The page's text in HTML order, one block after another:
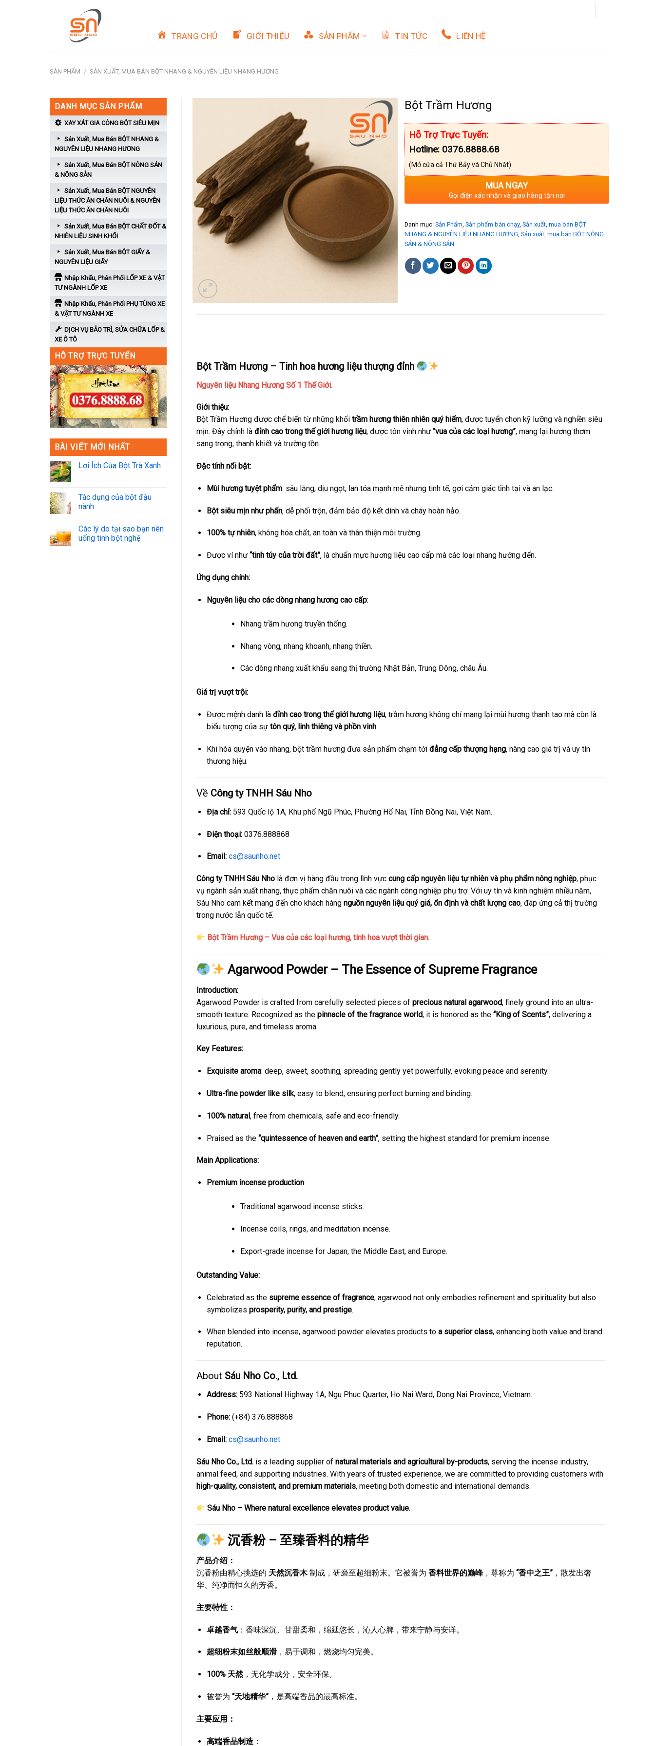
TRANG CHỦ GIỚI THIỆU SẢN PHẨM TIN TỨC LIÊN HỆ
SẢN PHẨM / SẢN XUẤT, MUA BÁN BỘT NHANG & NGUYÊN LIỆU NHANG HƯƠNG
DANH MỤC SẢN PHẨM
XAY XÁT GIA CÔNG BỘT SIÊU MỊN
Sản Xuất, Mua Bán BỘT NHANG &
NGUYÊN LIỆU NHANG HƯƠNG
Sản Xuất, Mua Bán BỘT NÔNG SẢN
& NÔNG SẢN
Sản Xuất, Mua Bán BỘT NGUYÊN
LIỆU THỨC ĂN CHĂN NUÔI & NGUYÊN
LIỆU THỨC ĂN CHĂN NUÔI
Sản Xuất, Mua Bán BỘT CHẤT ĐỐT &
NHIÊN LIỆU SINH KHỐI
Sản Xuất, Mua Bán BỘT GIẤY &
NGUYÊN LIỆU GIẤY
Nhập Khẩu, Phân Phối LỐP XE & VẬT
TƯ NGÀNH LỐP XE
Nhập Khẩu, Phân Phối PHỤ TÙNG XE
& VẬT TƯ NGÀNH XE
DỊCH VỤ BẢO TRÌ, SỬA CHỮA LỐP &
XE Ô TÔ
HỖ TRỢ TRỰC TUYẾN
BÀI VIẾT MỚI NHẤT
Lợi Ích Của Bột Trà Xanh
Tác dụng của bột đậu
nành
Các lý do tại sao bạn nên
uống tinh bột nghệ
Bột Trầm Hương
Hỗ Trợ Trực Tuyến:
Hotline: 0376.8888.68
(Mở cửa cả Thứ Bảy và Chủ Nhật)
MUA NGAY
Gọi điện xác nhận và giao hàng tận nơi
Danh mục: Sản Phẩm, Sản phẩm bán chạy, Sản xuất, mua bán BỘT
NHANG & NGUYÊN LIỆU NHANG HƯƠNG, Sản xuất, mua bán BỘT NÔNG
SẢN & NÔNG SẢN
Bột Trầm Hương – Tinh hoa hương liệu thượng đỉnh
Nguyên liệu Nhang Hương Số 1 Thế Giới.
Giới thiệu:
Bột Trầm Hương được chế biến từ những khối trầm hương thiên nhiên quý hiếm, được tuyển chọn kỹ lưỡng và nghiền siêu
mịn. Đây chính là đỉnh cao trong thế giới hương liệu, được tôn vinh như “vua của các loại hương”, mang lại hương thơm
sang trọng, thanh khiết và trường tồn.
Đặc tính nổi bật:
Mùi hương tuyệt phẩm: sâu lắng, dịu ngọt, lan tỏa mạnh mẽ nhưng tinh tế, gợi cảm giác tĩnh tại và an lạc.
Bột siêu mịn như phấn, dễ phối trộn, đảm bảo độ kết dính và cháy hoàn hảo.
100% tự nhiên, không hóa chất, an toàn và thân thiện môi trường.
Được ví như “tinh túy của trời đất”, là chuẩn mực hương liệu cao cấp mà các loại nhang hướng đến.
Ứng dụng chính:
Nguyên liệu cho các dòng nhang hương cao cấp:
Nhang trầm hương truyền thống.
Nhang vòng, nhang khoanh, nhang thiền.
Các dòng nhang xuất khẩu sang thị trường Nhật Bản, Trung Đông, châu Âu.
Giá trị vượt trội:
Được mệnh danh là đỉnh cao trong thế giới hương liệu, trầm hương không chỉ mang lại mùi hương thanh tao mà còn là
biểu tượng của sự tôn quý, linh thiêng và phồn vinh.
Khi hòa quyện vào nhang, bột trầm hương đưa sản phẩm chạm tới đẳng cấp thượng hạng, nâng cao giá trị và uy tín
thương hiệu.
Về Công ty TNHH Sáu Nho
Địa chỉ:593 Quốc lộ 1A, Khu phố Ngũ Phúc, Phường Hố Nai, Tỉnh Đồng Nai, Việt Nam.
Điện thoại:0376.888868
Email: cs@saunho.net
Công ty TNHH Sáu Nho là đơn vị hàng đầu trong lĩnh vực cung cấp nguyên liệu tự nhiên và phụ phẩm nông nghiệp, phục
vụ ngành sản xuất nhang, thực phẩm chăn nuôi và các ngành công nghiệp phụ trợ. Với uy tín và kinh nghiệm nhiều năm,
Sáu Nho cam kết mang đến cho khách hàng nguồn nguyên liệu quý giá, ổn định và chất lượng cao, đáp ứng cả thị trường
trong nước lẫn quốc tế.
Bột Trầm Hương – Vua của các loại hương, tinh hoa vượt thời gian.
Agarwood Powder – The Essence of Supreme Fragrance
Introduction:
Agarwood Powder is crafted from carefully selected pieces of precious natural agarwood, finely ground into an ultra-
smooth texture. Recognized as the pinnacle of the fragrance world, it is honored as the “King of Scents”, delivering a
luxurious, pure, and timeless aroma.
Key Features:
Exquisite aroma: deep, sweet, soothing, spreading gently yet powerfully, evoking peace and serenity.
Ultra-fine powder like silk, easy to blend, ensuring perfect burning and binding.
100% natural, free from chemicals, safe and eco-friendly.
Praised as the “quintessence of heaven and earth”, setting the highest standard for premium incense.
Main Applications:
Premium incense production:
Traditional agarwood incense sticks.
Incense coils, rings, and meditation incense.
Export-grade incense for Japan, the Middle East, and Europe.
Outstanding Value:
Celebrated as the supreme essence of fragrance, agarwood not only embodies refinement and spirituality but also
symbolizes prosperity, purity, and prestige.
When blended into incense, agarwood powder elevates products to a superior class, enhancing both value and brand
reputation.
About Sáu Nho Co., Ltd.
Address:593 National Highway 1A, Ngu Phuc Quarter, Ho Nai Ward, Dong Nai Province, Vietnam.
Phone:(+84) 376.888868
Email: cs@saunho.net
Sáu Nho Co., Ltd. is a leading supplier of natural materials and agricultural by-products, serving the incense industry,
animal feed, and supporting industries. With years of trusted experience, we are committed to providing customers with
high-quality, consistent, and premium materials, meeting both domestic and international demands.
Sáu Nho – Where natural excellence elevates product value.
沉香粉 – 至臻香料的精华
产品介绍：
沉香粉由精心挑选的 天然沉香木制成，研磨至超细粉末。它被誉为 香料世界的巅峰，尊称为 “香中之王” ，散发出奢
华、纯净而恒久的芳香。
主要特性：
卓越香气：香味深沉、甘甜柔和，绵延悠长，沁人心脾，带来宁静与安详。
超细粉末如丝般顺滑，易于调和，燃烧均匀完美。
100% 天然，无化学成分，安全环保。
被誉为 “天地精华”，是高端香品的最高标准。
主要应用：
高端香品制造：